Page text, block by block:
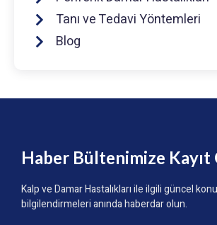
Tanı ve Tedavi Yöntemleri
Blog
Haber Bültenimize Kayıt
Kalp ve Damar Hastalıkları ile ilgili güncel
bilgilendirmeleri anında haberdar olun.